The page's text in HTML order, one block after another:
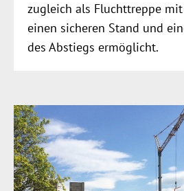
zugleich als Fluchttreppe
einen sicheren Stand und
des Abstiegs ermöglicht.